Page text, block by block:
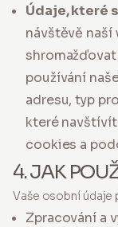
Údaje, které
návštěvě naší
používání
adresu, typ
které
cookies a
4. JAK
Vaše osobní údaje
Zpracování a